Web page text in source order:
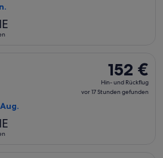
152 €
Hin-
und
152 €
Hin- und Rückflug
vor 17 Stunden gefunden